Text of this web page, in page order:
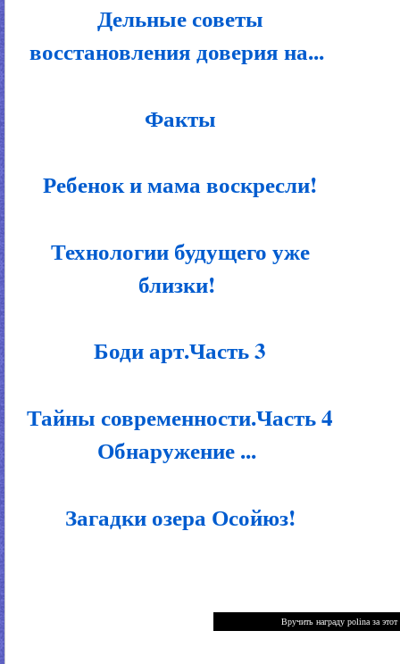
Дельные советы
восстановления доверия на...
Факты
Ребенок и мама воскресли!
Технологии будущего уже
близки!
Боди арт.Часть 3
Тайны современности.Часть 4
Обнаружение ...
Загадки озера Осойюз!